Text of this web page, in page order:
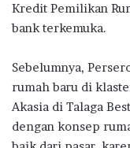
Kredit Pemilikan
bank terkemuka.
Sebelumnya,
rumah baru di
Akasia di Talaga
dengan konsep